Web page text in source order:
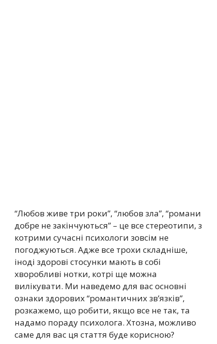
“Любов живе три роки”, “любов зла”, “романи
добре не закінчуються” – це все стереотипи, з
котрими сучасні психологи зовсім не
погоджуються. Адже все трохи складніше,
іноді здорові стосунки мають в собі
хворобливі нотки, котрі ще можна
вилікувати. Ми наведемо для вас основні
ознаки здорових “романтичних зв’язків”,
розкажемо, що робити, якщо все не так, та
надамо пораду психолога. Хтозна, можливо
саме для вас ця стаття буде корисною?